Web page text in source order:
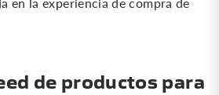
de productos para